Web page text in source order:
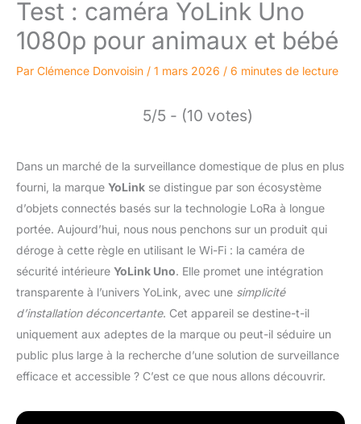
Test : caméra YoLink Uno
1080p pour animaux et bébé
Par Clémence Donvoisin / 1 mars 2026 / 6 minutes de lecture
5/5 - (10 votes)
Dans un marché de la surveillance domestique de plus en plus
fourni, la marque YoLink se distingue par son écosystème
d’objets connectés basés sur la technologie LoRa à longue
portée. Aujourd’hui, nous nous penchons sur un produit qui
déroge à cette règle en utilisant le Wi-Fi : la caméra de
sécurité intérieure YoLink Uno. Elle promet une intégration
transparente à l’univers YoLink, avec une simplicité
d’installation déconcertante. Cet appareil se destine-t-il
uniquement aux adeptes de la marque ou peut-il séduire un
public plus large à la recherche d’une solution de surveillance
efficace et accessible ? C’est ce que nous allons découvrir.